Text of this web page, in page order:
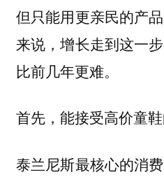
但只能用更亲民的产
来说，增长走到这一
比前几年更难。
首先，能接受高价童鞋
泰兰尼斯最核心的消